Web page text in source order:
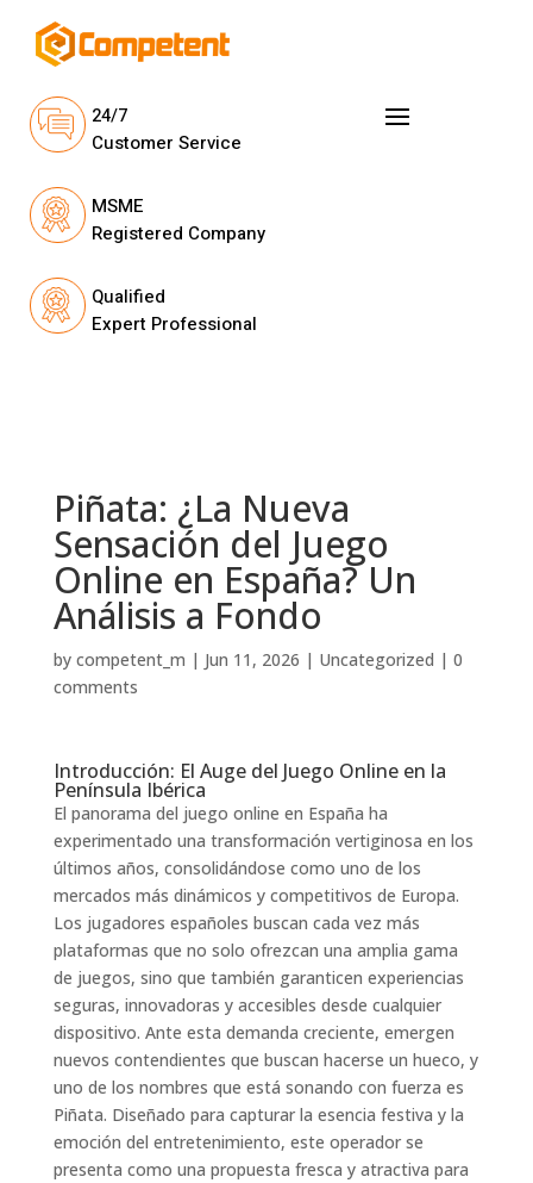
24/7
Customer Service
MSME
Registered Company
Qualified
Expert Professional
Piñata: ¿La Nueva
Sensación del Juego
Online en España? Un
Análisis a Fondo
by competent_m | Jun 11, 2026 | Uncategorized | 0
comments
Introducción: El Auge del Juego Online en la
Península Ibérica
El panorama del juego online en España ha
experimentado una transformación vertiginosa en los
últimos años, consolidándose como uno de los
mercados más dinámicos y competitivos de Europa.
Los jugadores españoles buscan cada vez más
plataformas que no solo ofrezcan una amplia gama
de juegos, sino que también garanticen experiencias
seguras, innovadoras y accesibles desde cualquier
dispositivo. Ante esta demanda creciente, emergen
nuevos contendientes que buscan hacerse un hueco, y
uno de los nombres que está sonando con fuerza es
Piñata. Diseñado para capturar la esencia festiva y la
emoción del entretenimiento, este operador se
presenta como una propuesta fresca y atractiva para